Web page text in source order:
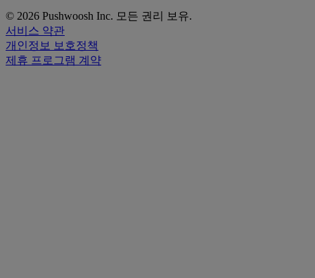
© 2026 Pushwoosh Inc. 모든 권리 보유.
서비스 약관
개인정보 보호정책
제휴 프로그램 계약